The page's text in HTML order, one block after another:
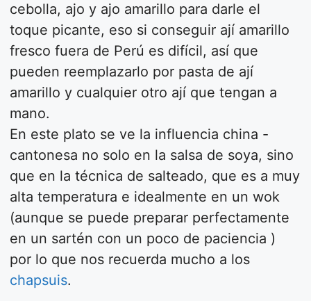
cebolla, ajo y ajo amarillo para darle el
toque picante, eso si conseguir ají amarillo
fresco fuera de Perú es difícil, así que
pueden reemplazarlo por pasta de ají
amarillo y cualquier otro ají que tengan a
mano.
En este plato se ve la influencia china -
cantonesa no solo en la salsa de soya, sino
que en la técnica de salteado, que es a muy
alta temperatura e idealmente en un wok
(aunque se puede preparar perfectamente
en un sartén con un poco de paciencia )
por lo que nos recuerda mucho a los
chapsuis.